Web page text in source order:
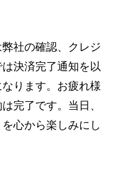
社の確認、クレジ
決済完了通知を以
ります。お疲れ様
完了です。当日、
心から楽しみにし